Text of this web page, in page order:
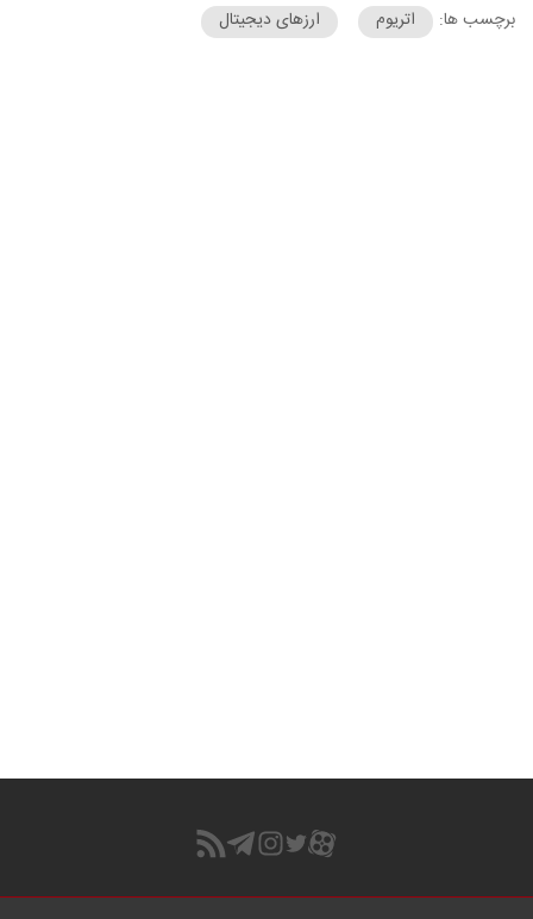
برچسب ها: اتریوم ارزهای دیجیتال